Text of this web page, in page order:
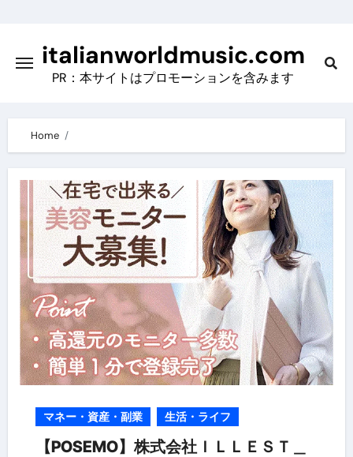
contentitalianworldmusic.com
PR：本サイトはプロモーションを含みます
Home
マネー・資産・副業 生活・ライフ
【POSEMO】株式会社ＩＬＬＥＳＴ＿